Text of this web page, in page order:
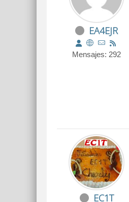
EA4EJR
Mensajes: 292
EC1T